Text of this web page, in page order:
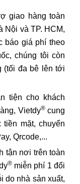
giao hàng toàn
Nội và TP. HCM,
báo giá phí theo
chúng tôi còn
(tối đa bê lên tới
tiện cho khách
Vietdy®cung
mặt, chuyển
Qrcode,...
tận nơi trên toàn
®miễn phí 1 đổi
do nhà sản xuất,